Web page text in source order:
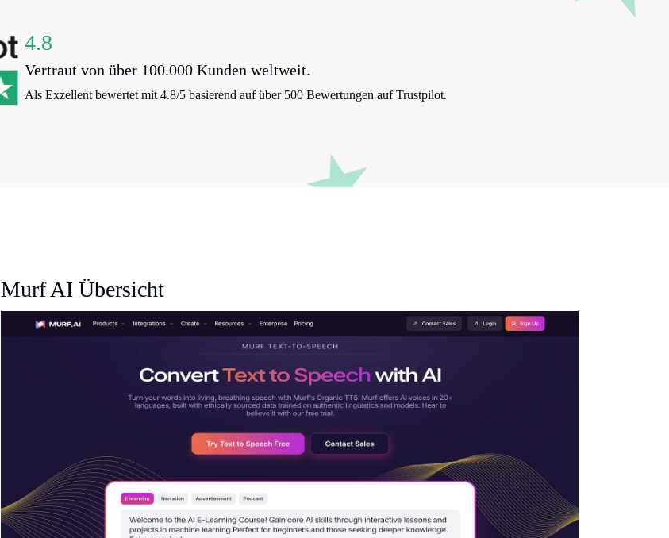
4.8
Vertraut von über 100.000 Kunden weltweit.
Als Exzellent bewertet mit 4.8/5 basierend auf über 500 Bewertungen auf Trustpilot.
Murf AI Übersicht